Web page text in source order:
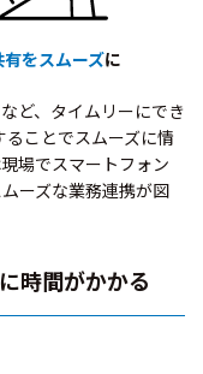
をスムーズに
ど、タイムリーにでき
ことでスムーズに情
場でスマートフォン
ーズな業務連携が図
時間がかかる